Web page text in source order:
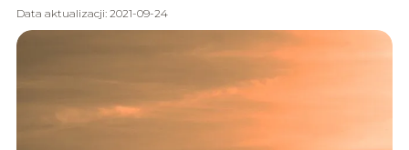
Data aktualizacji: 2021-09-24